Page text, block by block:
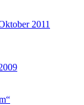
2011